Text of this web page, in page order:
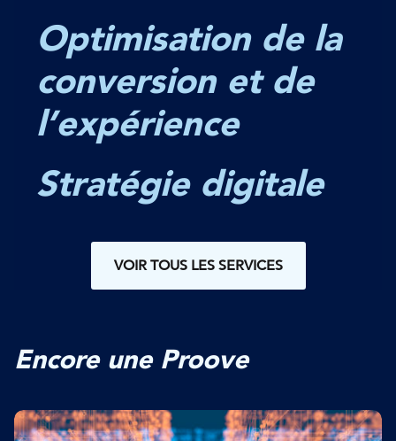
Optimisation de la
conversion et de
l’expérience
Stratégie digitale
VOIR TOUS LES SERVICES
Encore une Proove